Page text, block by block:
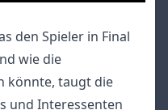
den Spieler in Final
wie die
könnte, taugt die
und Interessenten